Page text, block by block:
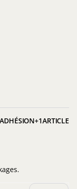
ADHÉSION+1ARTICLE